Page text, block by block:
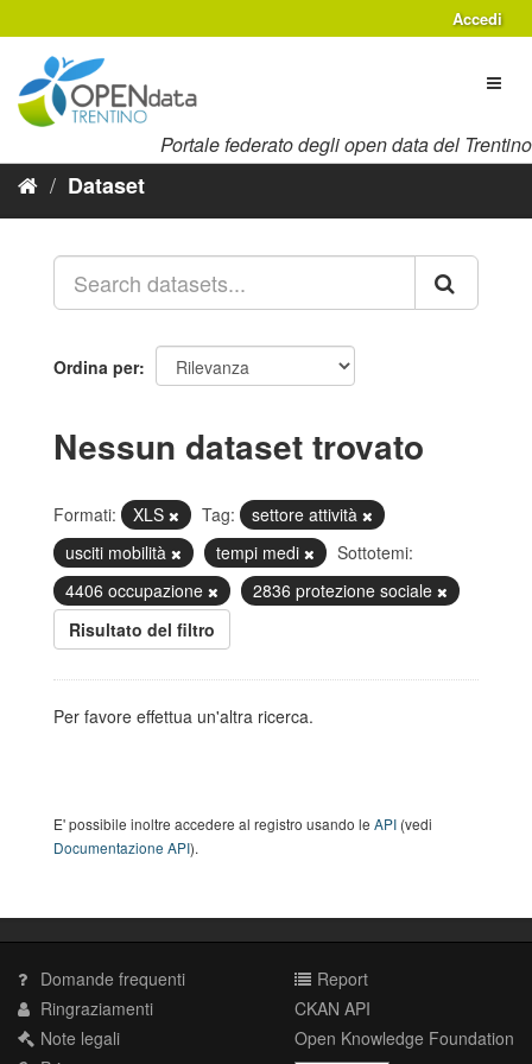
al
contenuto
Accedi
Portale federato degli open data del Trentino
Dataset
Ordina per
Nessun dataset trovato
Formati: XLS Tag:
settore attività
usciti mobilità
tempi medi
Sottotemi:
4406 occupazione
2836 protezione sociale
Risultato del filtro
Per favore effettua un'altra ricerca.
E' possibile inoltre accedere al registro usando le API (vedi
Documentazione API).
Domande frequenti
Ringraziamenti
Note legali
Report
CKAN API
Open Knowledge Foundation